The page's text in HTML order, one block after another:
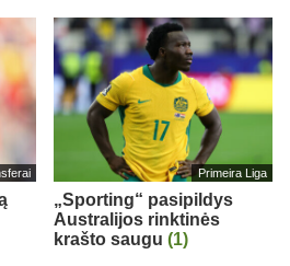
Primeira Liga
„Sporting“ pasipildys
Australijos rinktinės
krašto saugu (1)